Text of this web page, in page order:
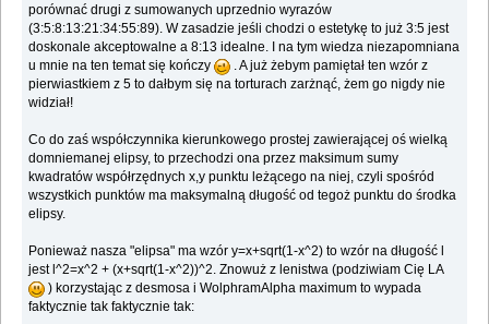
porównać drugi z sumowanych uprzednio wyrazów
(3:5:8:13:21:34:55:89). W zasadzie jeśli chodzi o estetykę to już 3:5 jest
doskonale akceptowalne a 8:13 idealne. I na tym wiedza niezapomniana
u mnie na ten temat się kończy
. A już żebym pamiętał ten wzór z
pierwiastkiem z 5 to dałbym się na torturach zarżnąć, żem go nigdy nie
widział!
Co do zaś współczynnika kierunkowego prostej zawierającej oś wielką
domniemanej elipsy, to przechodzi ona przez maksimum sumy
kwadratów współrzędnych x,y punktu leżącego na niej, czyli spośród
wszystkich punktów ma maksymalną długość od tegoż punktu do środka
elipsy.
Ponieważ nasza "elipsa" ma wzór y=x+sqrt(1-x^2) to wzór na długość l
jest l^2=x^2 + (x+sqrt(1-x^2))^2. Znowuż z lenistwa (podziwiam Cię LA
) korzystając z desmosa i WolphramAlpha maximum to wypada
faktycznie tak faktycznie tak: